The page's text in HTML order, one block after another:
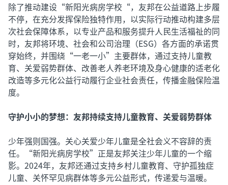
除了推动建设“新阳光病房学校“，友邦在公益道路上步履
不停，在充分发挥保险独特作用，以实际行动推动构建多层
次社会保障体系，以专业产品和服务提升人民生活福祉的同
时，友邦将环境、社会和公司治理（ESG）各方面的承诺贯
穿始终，并围绕“一老一小”主要群体，通过支持儿童教
育、关爱弱势群体、改善老人养老环境及身心健康的适老化
改造等多元化公益行动履行企业社会责任，传播金融保险温
度。
守护小小的梦想：友邦持续支持儿童教育、关爱弱势群体
少年强则国强。关心关爱少年儿童是全社会义不容辞的责
任。“新阳光病房学校”正是友邦关注少年儿童的一个缩
影。2024年，友邦还通过支持乡村儿童教育、守护孤独症
儿童、关怀罕见病群体等多元公益形式，传递爱与温暖。